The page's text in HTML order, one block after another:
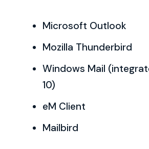
Microsoft Outlook
Mozilla Thunderbird
Windows Mail
10)
eM Client
Mailbird